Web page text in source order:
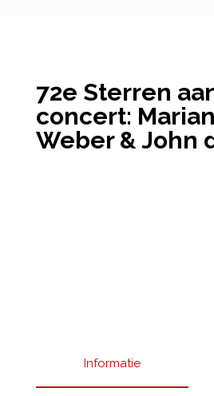
72e Sterren
concert:
Weber & John
Informatie